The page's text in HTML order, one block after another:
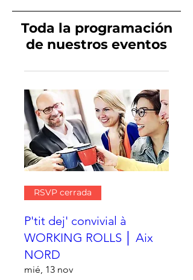
Toda la programación
de nuestros eventos
RSVP cerrada
P'tit dej' convivial à
WORKING ROLLS │ Aix
NORD
mié, 13 nov